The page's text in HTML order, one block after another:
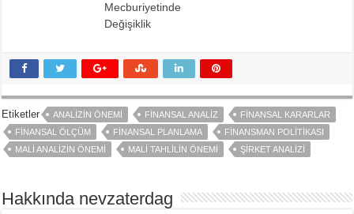
Mecburiyetinde
Değişiklik
Etiketler ANALIZIN ÖNEMI FINANSAL ANALIZ
FINANSAL KARARLAR
FINANSAL ÖLÇÜM
FINANSAL PLANLAMA
FINANSMAN POLITIKASI
MALI ANALIZIN ÖNEMI
MALI TAHLILIN ÖNEMI ŞIRKET ANALIZI
Hakkında nevzaterdag